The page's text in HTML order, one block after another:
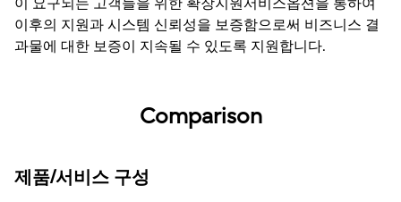
이 요구되는 고객들을 위한 확장지원서비스옵션을 통하여
이후의 지원과 시스템 신뢰성을 보증함으로써 비즈니스 결
과물에 대한 보증이 지속될 수 있도록 지원합니다.
Comparison
제품/서비스 구성